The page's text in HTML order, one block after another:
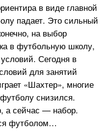
в виде главной
падает. Это сильный
на выбор
в футбольную школу,
Сегодня в
для занятий
«Шахтер», многие
снизился.
а сейчас — набор.
футболом…